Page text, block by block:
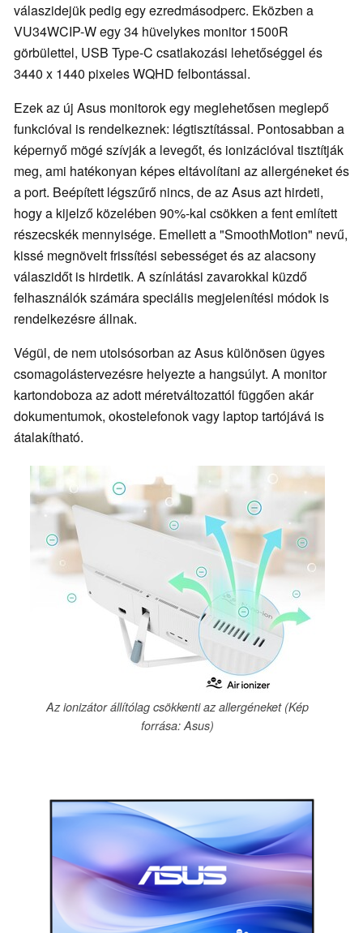
válaszidejük pedig egy ezredmásodperc. Eközben a
VU34WCIP-W egy 34 hüvelykes monitor 1500R
görbülettel, USB Type-C csatlakozási lehetőséggel és
3440 x 1440 pixeles WQHD felbontással.
Ezek az új Asus monitorok egy meglehetősen meglepő
funkcióval is rendelkeznek: légtisztítással. Pontosabban a
képernyő mögé szívják a levegőt, és ionizációval tisztítják
meg, ami hatékonyan képes eltávolítani az allergéneket és
a port. Beépített légszűrő nincs, de az Asus azt hirdeti,
hogy a kijelző közelében 90%-kal csökken a fent említett
részecskék mennyisége. Emellett a "SmoothMotion" nevű,
kissé megnövelt frissítési sebességet és az alacsony
válaszidőt is hirdetik. A színlátási zavarokkal küzdő
felhasználók számára speciális megjelenítési módok is
rendelkezésre állnak.
Végül, de nem utolsósorban az Asus különösen ügyes
csomagolástervezésre helyezte a hangsúlyt. A monitor
kartondoboza az adott méretváltozattól függően akár
dokumentumok, okostelefonok vagy laptop tartójává is
átalakítható.
Az ionizátor állítólag csökkenti az allergéneket (Kép
forrása: Asus)